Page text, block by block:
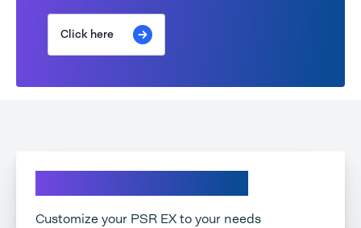
Click here
Customize your PSR EX to your needs